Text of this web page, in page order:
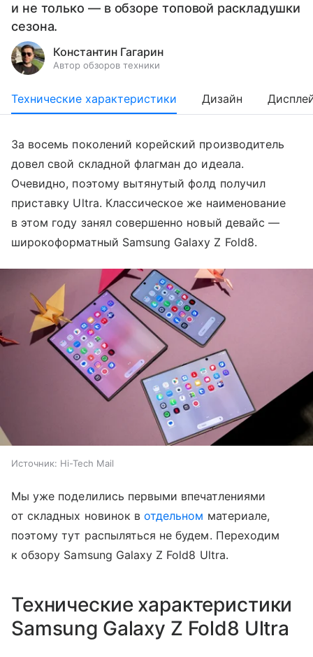
и не только — в обзоре топовой раскладушки
сезона.
Константин Гагарин
Автор обзоров техники
Технические характеристики Дизайн
За восемь поколений корейский производитель
довел свой складной флагман до идеала.
Очевидно, поэтому вытянутый фолд получил
приставку Ultra. Классическое же наименование
в этом году занял совершенно новый девайс —
широкоформатный Samsung Galaxy Z Fold8.
Источник: Hi-Tech Mail
Мы уже поделились первыми впечатлениями
от складных новинок вотдельном материале,
поэтому тут распыляться не будем. Переходим
к обзору Samsung Galaxy Z Fold8 Ultra.
Технические характеристики
Samsung Galaxy Z Fold8 Ultra